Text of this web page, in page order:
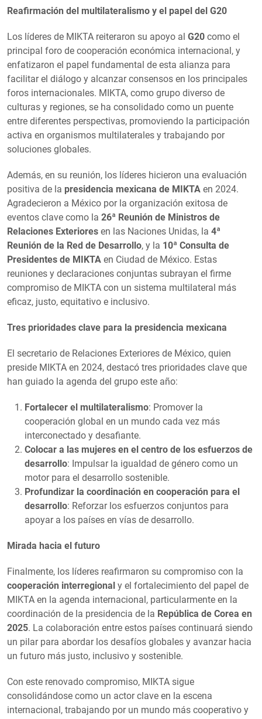
Reafirmación del multilateralismo y el papel del G20
Los líderes de MIKTA reiteraron su apoyo al G20 como el
principal foro de cooperación económica internacional, y
enfatizaron el papel fundamental de esta alianza para
facilitar el diálogo y alcanzar consensos en los principales
foros internacionales. MIKTA, como grupo diverso de
culturas y regiones, se ha consolidado como un puente
entre diferentes perspectivas, promoviendo la participación
activa en organismos multilaterales y trabajando por
soluciones globales.
Además, en su reunión, los líderes hicieron una evaluación
positiva de la presidencia mexicana de MIKTA en 2024.
Agradecieron a México por la organización exitosa de
eventos clave como la 26ª Reunión de Ministros de
Relaciones Exteriores en las Naciones Unidas, la 4ª
Reunión de la Red de Desarrollo, y la 10ª Consulta de
Presidentes de MIKTA en Ciudad de México. Estas
reuniones y declaraciones conjuntas subrayan el firme
compromiso de MIKTA con un sistema multilateral más
eficaz, justo, equitativo e inclusivo.
Tres prioridades clave para la presidencia mexicana
El secretario de Relaciones Exteriores de México, quien
preside MIKTA en 2024, destacó tres prioridades clave que
han guiado la agenda del grupo este año:
Fortalecer el multilateralismo: Promover la
cooperación global en un mundo cada vez más
interconectado y desafiante.
Colocar a las mujeres en el centro de los esfuerzos de
desarrollo: Impulsar la igualdad de género como un
motor para el desarrollo sostenible.
Profundizar la coordinación en cooperación para el
desarrollo: Reforzar los esfuerzos conjuntos para
apoyar a los países en vías de desarrollo.
Mirada hacia el futuro
Finalmente, los líderes reafirmaron su compromiso con la
cooperación interregional y el fortalecimiento del papel de
MIKTA en la agenda internacional, particularmente en la
coordinación de la presidencia de la República de Corea en
2025. La colaboración entre estos países continuará siendo
un pilar para abordar los desafíos globales y avanzar hacia
un futuro más justo, inclusivo y sostenible.
Con este renovado compromiso, MIKTA sigue
consolidándose como un actor clave en la escena
internacional, trabajando por un mundo más cooperativo y